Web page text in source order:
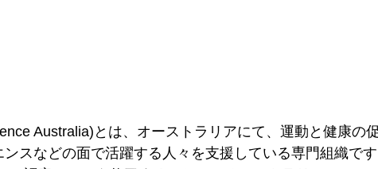
Australia)とは、オーストラリアにて、運動と健康の
スなどの面で活躍する人々を支援している専門組織で